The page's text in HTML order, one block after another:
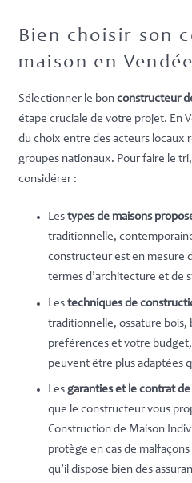
Bien choisir son
maison en Vendée
Sélectionner le bon constructeur
étape cruciale de votre projet. En
du choix entre des acteurs locaux
groupes nationaux. Pour faire le
considérer :
Les types de maisons
traditionnelle,
constructeur est en mesure
termes d’architecture et de
Les techniques de
traditionnelle, ossature
préférences et votre
peuvent être plus adaptées
Les garanties et le contrat
que le constructeur vous
Construction de Maison
protège en cas de
qu’il dispose bien des